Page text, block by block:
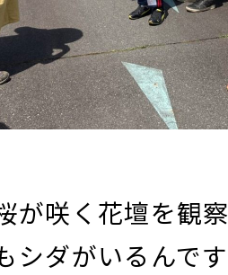
が咲く花壇を観
シダがいるんで